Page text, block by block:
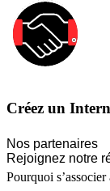
Créez un
Nos partenaires
Rejoignez notre
Pourquoi s’associer